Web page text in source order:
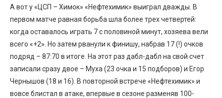
А вот у «ЦСП – Химок» «Нефтехимик» выиграл дважды. В
первом матче равная борьба шла более трех четвертей:
когда оставалось играть 7 с половиной минут, хозяева вели
всего «+2». Но затем рванули к финишу, набрав 17 (!) очков
подряд – 87:70 в итоге. На этот раз дабл-дабл на свой счет
записали сразу двое – Муха (23 очка и 15 подборов) и Егор
Чернышов (18 и 16). В повторной встрече «Нефтехимик» и
вовсе блистал в атаке, впервые в сезоне разменяв 100-